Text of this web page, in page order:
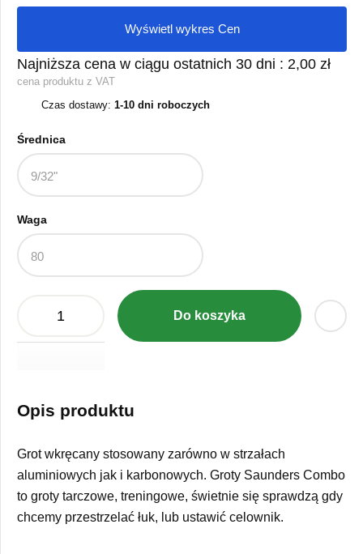
Wyświetl wykres Cen
Najniższa cena w ciągu ostatnich 30 dni : 2,00 zł
cena produktu z VAT
Czas dostawy: 1-10 dni roboczych
Średnica
Waga
Do koszyka
Opis produktu
Grot wkręcany stosowany zarówno w strzałach
aluminiowych jak i karbonowych. Groty Saunders Combo
to groty tarczowe, treningowe, świetnie się sprawdzą gdy
chcemy przestrzelać łuk, lub ustawić celownik.